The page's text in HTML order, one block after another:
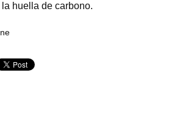
huella de carbono.